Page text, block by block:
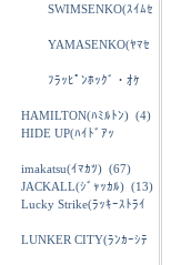
SWIMSENKO(ｽｲﾑｾ
YAMASENKO(ﾔﾏｾ
ﾌﾗｯﾋﾟﾝﾎｯｸﾞ・ｵｹ
HAMILTON(ﾊﾐﾙﾄﾝ) (4)
HIDE UP(ﾊｲﾄﾞｱｯ
imakatsu(ｲﾏｶﾂ) (67)
JACKALL(ｼﾞｬｯｶﾙ) (13)
Lucky Strike(ﾗｯｷｰｽﾄﾗｲ
LUNKER CITY(ﾗﾝｶｰｼﾃ